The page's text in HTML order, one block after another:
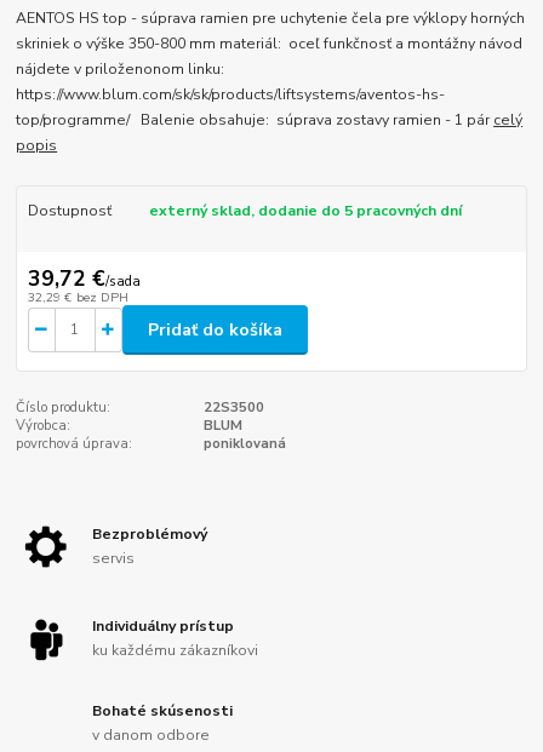
AENTOS HS top - súprava ramien pre uchytenie čela pre výklopy horných
skriniek o výške 350-800 mm materiál: oceľ funkčnosť a montážny návod
nájdete v priloženonom linku:
https://www.blum.com/sk/sk/products/liftsystems/aventos-hs-
top/programme/ Balenie obsahuje: súprava zostavy ramien - 1 párcelý
popis
Dostupnosť externý sklad, dodanie do 5 pracovných dní
39,72 €/sada
32,29 € bez DPH
Pridať do košíka
Číslo produktu:
22S3500
Výrobca:
BLUM
povrchová úprava:
poniklovaná
Bezproblémový
servis
Individuálny prístup
ku každému zákazníkovi
Bohaté skúsenosti
v danom odbore